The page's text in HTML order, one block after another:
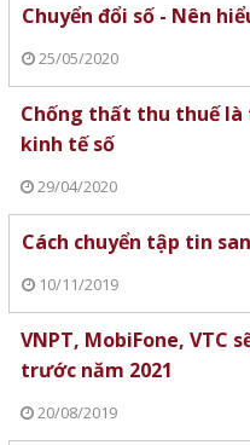
Chuyển đổi số - Nên
25/05/2020
Chống thất thu thuế
kinh tế số
29/04/2020
Cách chuyển tập tin
10/11/2019
VNPT, MobiFone, VTC
trước năm 2021
20/08/2019